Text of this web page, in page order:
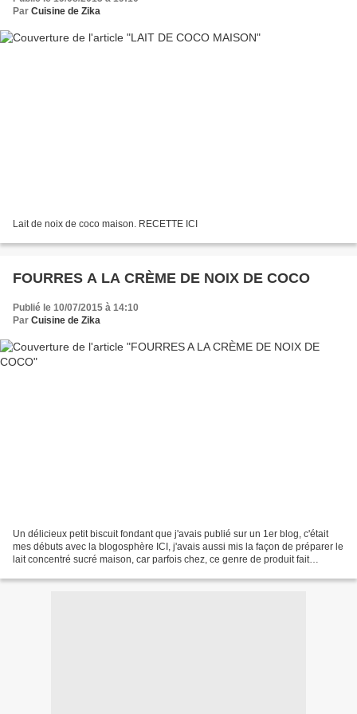
Par Cuisine de Zika
Lait de noix de coco maison. RECETTE ICI
FOURRES A LA CRÈME DE NOIX DE COCO
Publié le 10/07/2015 à 14:10
Par Cuisine de Zika
Un délicieux petit biscuit fondant que j'avais publié sur un 1er blog, c'était
mes débuts avec la blogosphère ICI, j'avais aussi mis la façon de préparer le
lait concentré sucré maison, car parfois chez, ce genre de produit fait